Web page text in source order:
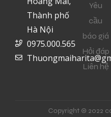
Thành phố
Hà Nội
0975.000.565
Yêu
cầu
báo giá
Hỏi đáp
Liên hệ
Copyright © 2022